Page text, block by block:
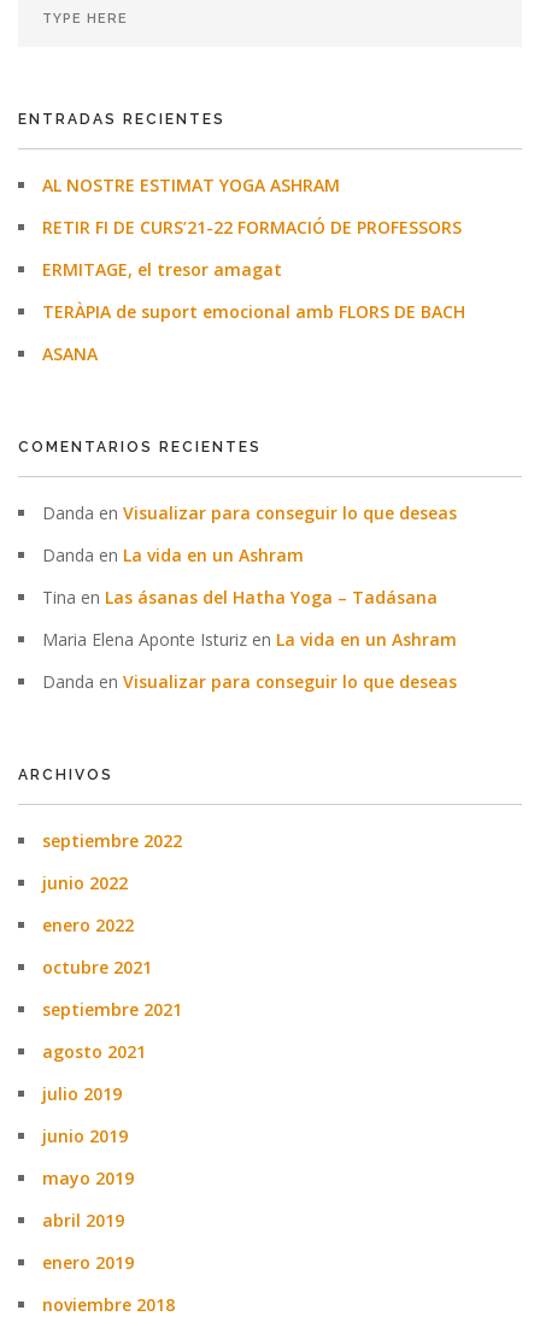
ENTRADAS RECIENTES
AL NOSTRE ESTIMAT YOGA ASHRAM
RETIR FI DE CURS’21-22 FORMACIÓ DE PROFESSORS
ERMITAGE, el tresor amagat
TERÀPIA de suport emocional amb FLORS DE BACH
ASANA
COMENTARIOS RECIENTES
Danda en Visualizar para conseguir lo que deseas
Danda en La vida en un Ashram
Tina en Las ásanas del Hatha Yoga – Tadásana
Maria Elena Aponte Isturiz en La vida en un Ashram
Danda en Visualizar para conseguir lo que deseas
ARCHIVOS
septiembre 2022
junio 2022
enero 2022
octubre 2021
septiembre 2021
agosto 2021
julio 2019
junio 2019
mayo 2019
abril 2019
enero 2019
noviembre 2018